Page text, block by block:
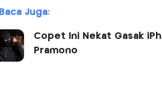
Baca Juga:
Copet Ini Nekat Gasak
Pramono